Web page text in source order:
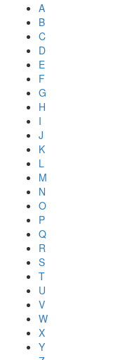
A
B
C
D
E
F
G
H
I
J
K
L
M
N
O
P
Q
R
S
T
U
V
W
X
Y